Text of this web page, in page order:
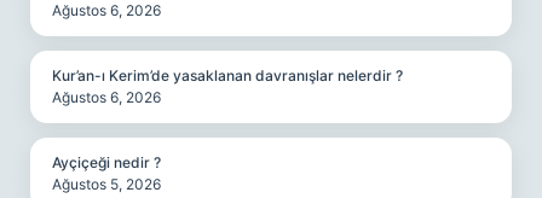
Ağustos 6, 2026
Kur’an-ı Kerim’de yasaklanan davranışlar nelerdir ?
Ağustos 6, 2026
Ayçiçeği nedir ?
Ağustos 5, 2026